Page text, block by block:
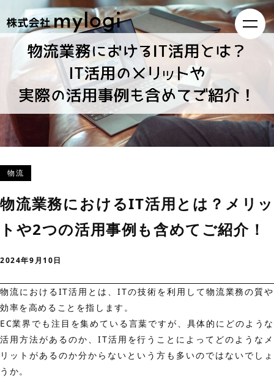
物流
物流業務におけるIT活用とは？メリッ
トや2つの活用事例も含めてご紹介！
2024年9月10日
物流におけるIT活用とは、ITの技術を利用して物流業務の質や
効率を高めることを指します。
EC業界でも注目を集めている言葉ですが、具体的にどのような
活用方法があるのか、IT活用を行うことによってどのようなメ
リットがあるのか分からないという方も多いのではないでしょ
うか。